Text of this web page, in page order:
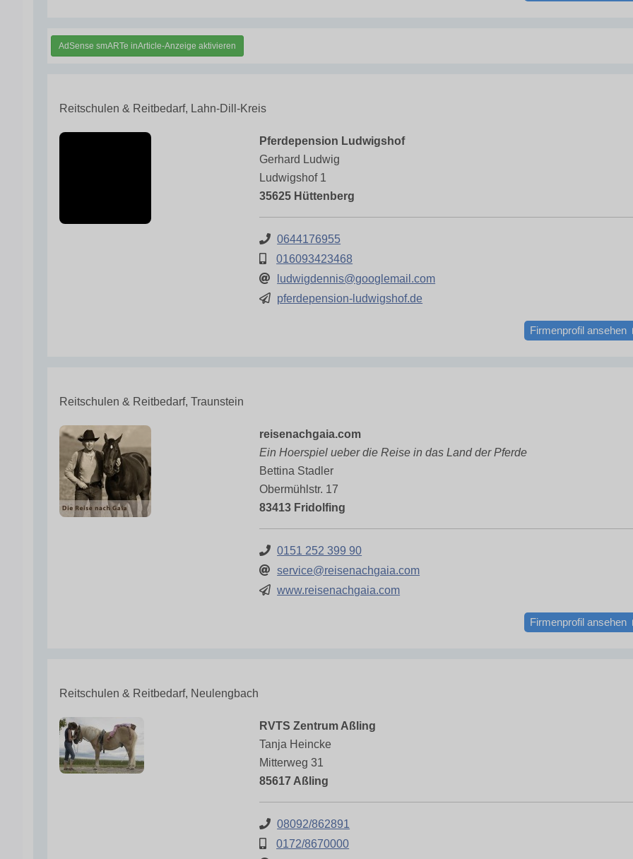
AdSense smARTe inArticle-Anzeige aktivieren
Reitschulen & Reitbedarf, Lahn-Dill-Kreis
Pferdepension Ludwigshof
Gerhard Ludwig
Ludwigshof 1
35625 Hüttenberg
0644176955
016093423468
ludwigdennis@googlemail.com
pferdepension-ludwigshof.de
Firmenprofil ansehen
Reitschulen & Reitbedarf, Traunstein
reisenachgaia.com
Ein Hoerspiel ueber die Reise in das Land der Pferde
Bettina Stadler
Obermühlstr. 17
83413 Fridolfing
0151 252 399 90
service@reisenachgaia.com
www.reisenachgaia.com
Firmenprofil ansehen
Reitschulen & Reitbedarf, Neulengbach
RVTS Zentrum Aßling
Tanja Heincke
Mitterweg 31
85617 Aßling
08092/862891
0172/8670000